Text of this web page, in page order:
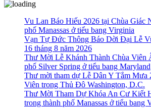
Vu Lan Báo Hiếu 2026 tại Chùa Giác
phố Manassas ở tiểu bang Virginia
Vạn Tự Đức Thông Báo Dời Đại Lễ
16 tháng 8 năm 2026
Thư Mời Lễ Khánh Thành Chùa Viên
phố Silver Spring ở tiểu bang Maryland
Thư mời tham dự Lễ Dân Y Tắm Mưa
Viên trong Thủ Đô Washington, D.C.
Thư Mời Tham Dự Khóa An Cư Kiết
trong thành phố Manassas ở tiểu bang